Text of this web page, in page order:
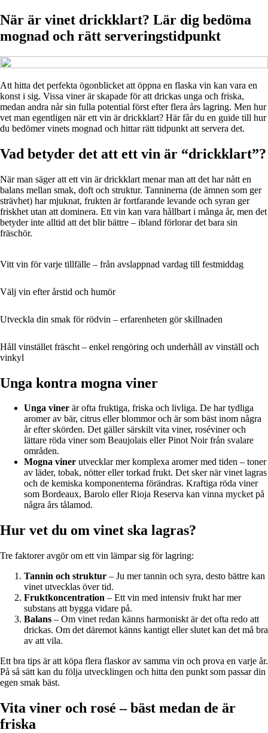
När är vinet drickklart? Lär dig bedöma
mognad och rätt serveringstidpunkt
Att hitta det perfekta ögonblicket att öppna en flaska vin kan vara en
konst i sig. Vissa viner är skapade för att drickas unga och friska,
medan andra når sin fulla potential först efter flera års lagring. Men hur
vet man egentligen när ett vin är drickklart? Här får du en guide till hur
du bedömer vinets mognad och hittar rätt tidpunkt att servera det.
Vad betyder det att ett vin är “drickklart”?
När man säger att ett vin är drickklart menar man att det har nått en
balans mellan smak, doft och struktur. Tanninerna (de ämnen som ger
strävhet) har mjuknat, frukten är fortfarande levande och syran ger
friskhet utan att dominera. Ett vin kan vara hållbart i många år, men det
betyder inte alltid att det blir bättre – ibland förlorar det bara sin
fräschör.
Vitt vin för varje tillfälle – från avslappnad vardag till festmiddag
Välj vin efter årstid och humör
Utveckla din smak för rödvin – erfarenheten gör skillnaden
Håll vinstället fräscht – enkel rengöring och underhåll av vinställ och
vinkyl
Unga kontra mogna viner
Unga viner är ofta fruktiga, friska och livliga. De har tydliga
aromer av bär, citrus eller blommor och är som bäst inom några
år efter skörden. Det gäller särskilt vita viner, roséviner och
lättare röda viner som Beaujolais eller Pinot Noir från svalare
områden.
Mogna viner utvecklar mer komplexa aromer med tiden – toner
av läder, tobak, nötter eller torkad frukt. Det sker när vinet lagras
och de kemiska komponenterna förändras. Kraftiga röda viner
som Bordeaux, Barolo eller Rioja Reserva kan vinna mycket på
några års tålamod.
Hur vet du om vinet ska lagras?
Tre faktorer avgör om ett vin lämpar sig för lagring:
Tannin och struktur – Ju mer tannin och syra, desto bättre kan
vinet utvecklas över tid.
Fruktkoncentration – Ett vin med intensiv frukt har mer
substans att bygga vidare på.
Balans – Om vinet redan känns harmoniskt är det ofta redo att
drickas. Om det däremot känns kantigt eller slutet kan det må bra
av att vila.
Ett bra tips är att köpa flera flaskor av samma vin och prova en varje år.
På så sätt kan du följa utvecklingen och hitta den punkt som passar din
egen smak bäst.
Vita viner och rosé – bäst medan de är
friska